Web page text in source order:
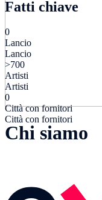
Chi siamo
Fatti chiave
0
Lancio
Lancio
>700
Artisti
Artisti
0
Città con fornitori
Città con fornitori